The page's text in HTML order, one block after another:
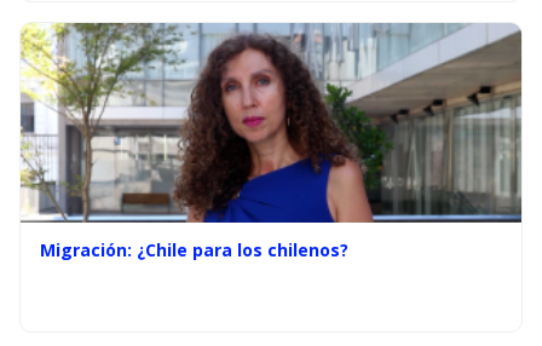
Migración: ¿Chile para los chilenos?